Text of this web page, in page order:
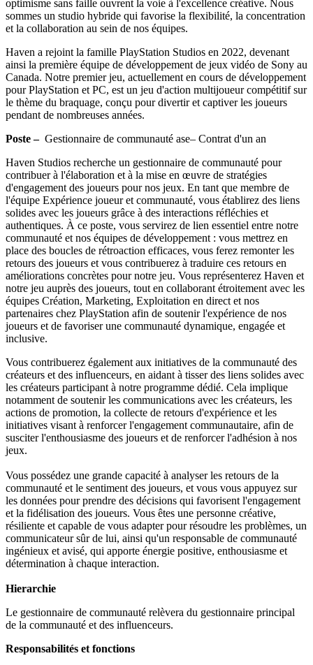
optimisme sans faille ouvrent la voie à l'excellence créative. Nous
sommes un studio hybride qui favorise la flexibilité, la concentration
et la collaboration au sein de nos équipes.
Haven a rejoint la famille PlayStation Studios en 2022, devenant
ainsi la première équipe de développement de jeux vidéo de Sony au
Canada. Notre premier jeu, actuellement en cours de développement
pour PlayStation et PC, est un jeu d'action multijoueur compétitif sur
le thème du braquage, conçu pour divertir et captiver les joueurs
pendant de nombreuses années.
Poste – Gestionnaire de communauté ase– Contrat d'un an
Haven Studios recherche un gestionnaire de communauté pour
contribuer à l'élaboration et à la mise en œuvre de stratégies
d'engagement des joueurs pour nos jeux. En tant que membre de
l'équipe Expérience joueur et communauté, vous établirez des liens
solides avec les joueurs grâce à des interactions réfléchies et
authentiques. À ce poste, vous servirez de lien essentiel entre notre
communauté et nos équipes de développement : vous mettrez en
place des boucles de rétroaction efficaces, vous ferez remonter les
retours des joueurs et vous contribuerez à traduire ces retours en
améliorations concrètes pour notre jeu. Vous représenterez Haven et
notre jeu auprès des joueurs, tout en collaborant étroitement avec les
équipes Création, Marketing, Exploitation en direct et nos
partenaires chez PlayStation afin de soutenir l'expérience de nos
joueurs et de favoriser une communauté dynamique, engagée et
inclusive.
Vous contribuerez également aux initiatives de la communauté des
créateurs et des influenceurs, en aidant à tisser des liens solides avec
les créateurs participant à notre programme dédié. Cela implique
notamment de soutenir les communications avec les créateurs, les
actions de promotion, la collecte de retours d'expérience et les
initiatives visant à renforcer l'engagement communautaire, afin de
susciter l'enthousiasme des joueurs et de renforcer l'adhésion à nos
jeux.
Vous possédez une grande capacité à analyser les retours de la
communauté et le sentiment des joueurs, et vous vous appuyez sur
les données pour prendre des décisions qui favorisent l'engagement
et la fidélisation des joueurs. Vous êtes une personne créative,
résiliente et capable de vous adapter pour résoudre les problèmes, un
communicateur sûr de lui, ainsi qu'un responsable de communauté
ingénieux et avisé, qui apporte énergie positive, enthousiasme et
détermination à chaque interaction.
Hierarchie
Le gestionnaire de communauté relèvera du gestionnaire principal
de la communauté et des influenceurs.
Responsabilités et fonctions